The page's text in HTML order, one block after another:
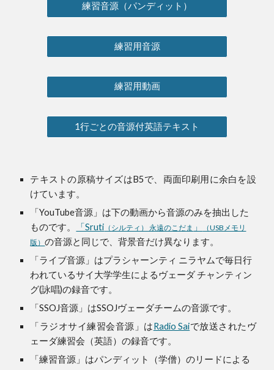
練習音源（パンディット）
練習用音源
練習用動画
1行ごとの音源付英語テキスト
テキストの原稿サイズはB5で、両面印刷用に余白を設
けています。
「YouTube音源」は下の動画から音源のみを抽出した
ものです。
「Sruti （シルティ） 永遠のこだま 」
（USBメモリ
版）の音源と同じで、背景音だけ異なります。
「ライブ音源」はプラシャーンティ ニラヤムで毎日行
われているサイ大学学生によるヴェーダ チャンティン
グ(詠唱)の録音です。
「SSOJ音源」はSSOJヴェーダチームの音源です。
「ラジオサイ練習会音源」はRadio Saiで放送されたヴ
ェーダ練習会（英語）の録音です。
「練習音源」はパンディット（学僧）のリードによる